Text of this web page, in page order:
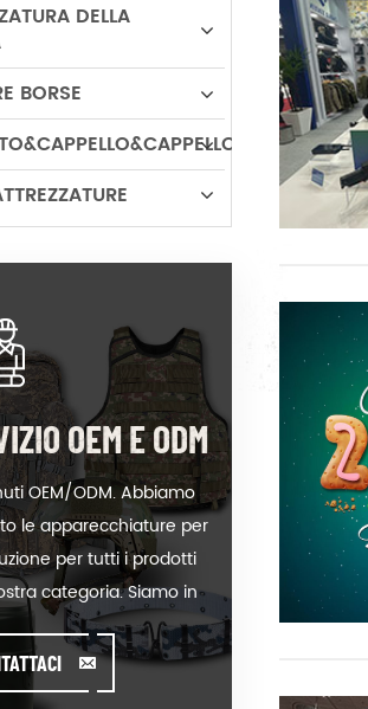
DELLA
BORSE
OEM E ODM
OEM/ODM. Abbiamo
le apparecchiature per
per tutti i prodotti
categoria. Siamo in
mettere il vostro logo
caldo-vendita del
o aiutare a produrre gli